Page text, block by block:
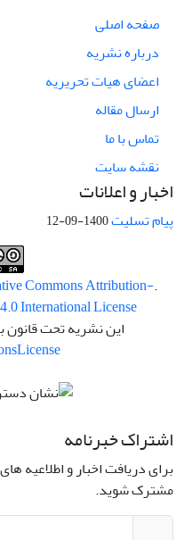
صفحه اصلی
درباره نشریه
اعضای هیات تحریریه
ارسال مقاله
تماس با ما
نقشه سایت
اخبار و اعلانات
پیام تسلیت1400-09-12
.This work is licensed under a
Commons Attribution-
International License
این نشریه تحت قانون
License
اشتراک خبرنامه
برای دریافت اخبار و اطلاعیه
مشترک شوید.